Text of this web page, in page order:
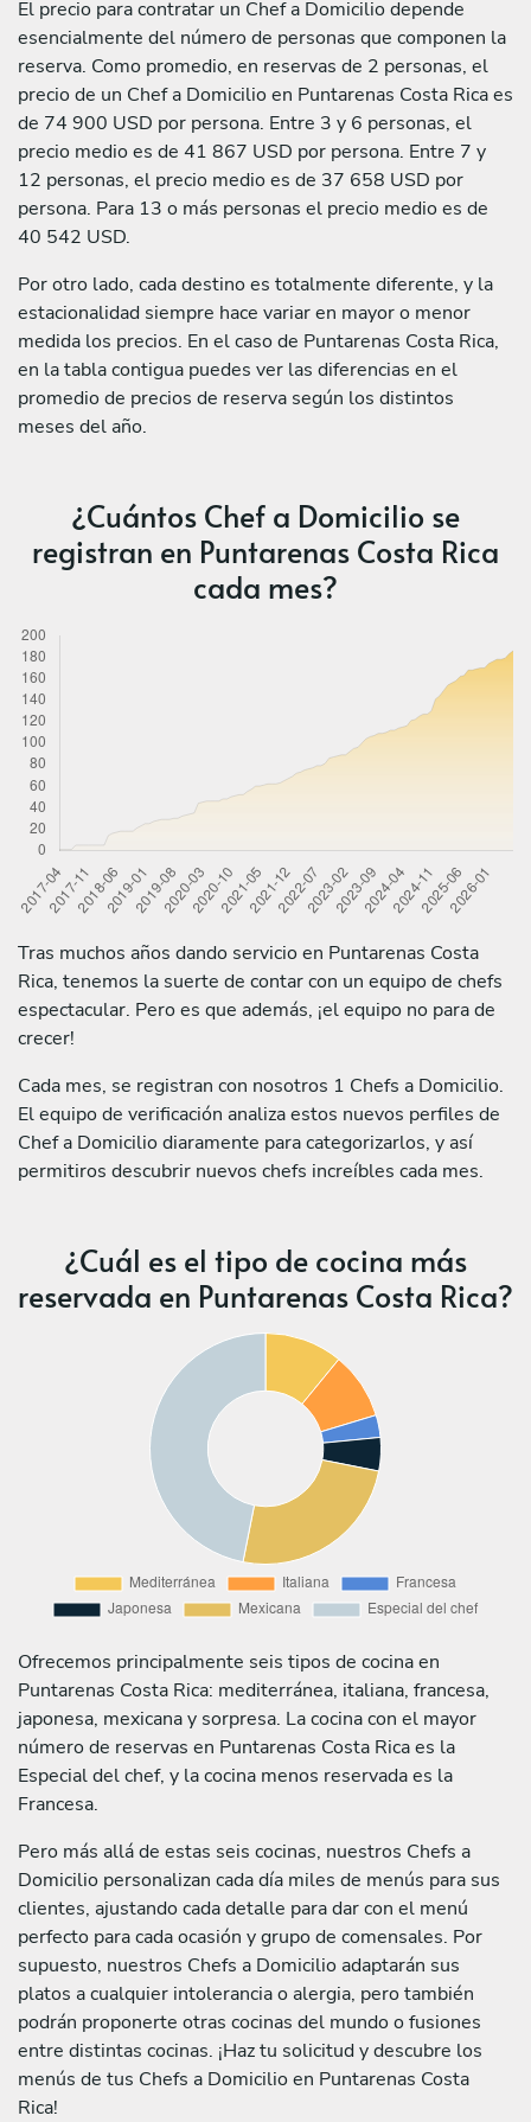
El precio para contratar un Chef a Domicilio depende
esencialmente del número de personas que componen la
reserva. Como promedio, en reservas de 2 personas, el
precio de un Chef a Domicilio en Puntarenas Costa Rica es
de 74 900 USD por persona. Entre 3 y 6 personas, el
precio medio es de 41 867 USD por persona. Entre 7 y
12 personas, el precio medio es de 37 658 USD por
persona. Para 13 o más personas el precio medio es de
40 542 USD.
Por otro lado, cada destino es totalmente diferente, y la
estacionalidad siempre hace variar en mayor o menor
medida los precios. En el caso de Puntarenas Costa Rica,
en la tabla contigua puedes ver las diferencias en el
promedio de precios de reserva según los distintos
meses del año.
¿Cuántos Chef a Domicilio se
registran en Puntarenas Costa Rica
cada mes?
Tras muchos años dando servicio en Puntarenas Costa
Rica, tenemos la suerte de contar con un equipo de chefs
espectacular. Pero es que además, ¡el equipo no para de
crecer!
Cada mes, se registran con nosotros 1 Chefs a Domicilio.
El equipo de verificación analiza estos nuevos perfiles de
Chef a Domicilio diaramente para categorizarlos, y así
permitiros descubrir nuevos chefs increíbles cada mes.
¿Cuál es el tipo de cocina más
reservada en Puntarenas Costa Rica?
Ofrecemos principalmente seis tipos de cocina en
Puntarenas Costa Rica: mediterránea, italiana, francesa,
japonesa, mexicana y sorpresa. La cocina con el mayor
número de reservas en Puntarenas Costa Rica es la
Especial del chef, y la cocina menos reservada es la
Francesa.
Pero más allá de estas seis cocinas, nuestros Chefs a
Domicilio personalizan cada día miles de menús para sus
clientes, ajustando cada detalle para dar con el menú
perfecto para cada ocasión y grupo de comensales. Por
supuesto, nuestros Chefs a Domicilio adaptarán sus
platos a cualquier intolerancia o alergia, pero también
podrán proponerte otras cocinas del mundo o fusiones
entre distintas cocinas. ¡Haz tu solicitud y descubre los
menús de tus Chefs a Domicilio en Puntarenas Costa
Rica!